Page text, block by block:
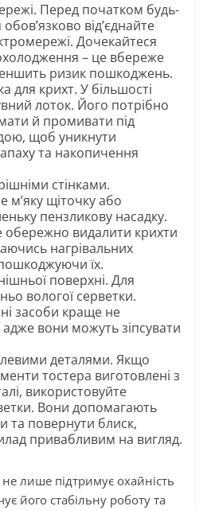
Перед початком будь-
від’єднайте
Дочекайтеся
– це вбереже
ризик пошкоджень.
для крихт. У більшості
лоток. Його потрібно
й промивати під
щоб уникнути
та накопичення
стінками.
м’яку щіточку або
пензликову насадку.
обережно видалити крихти
нагрівальних
їх.
поверхні. Для
вологої серветки.
засоби краще не
адже вони можуть зіпсувати
деталями. Якщо
тостера виготовлені з
використовуйте
Вони допомагають
та повернути блиск,
привабливим на вигляд.
лише підтримує охайність
його стабільну роботу та